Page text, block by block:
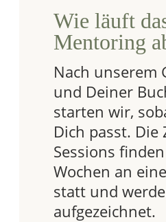
Wie läuft
Mentoring
Nach unserem
und Deiner
starten wir,
Dich passt. Die
Sessions
Wochen an
statt und
aufgezeichnet.